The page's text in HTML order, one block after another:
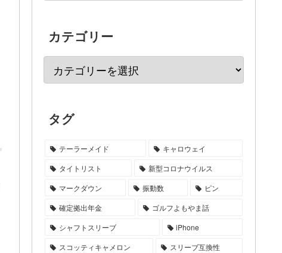
カテゴリー
タグ
テーラーメイド
キャロウェイ
タイトリスト
新型コロナウイルス
マークダウン
振動数
ピン
確定拠出年金
ゴルフよもやま話
シャフトスリーブ
iPhone
スコッティキャメロン
スリーブ互換性